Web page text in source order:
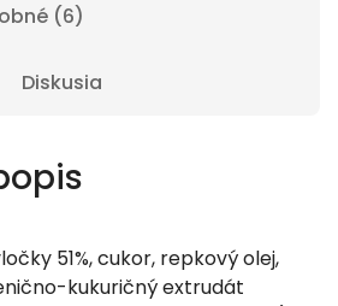
(6)
Diskusia
51%, cukor, repkový olej,
kukuričný extrudát